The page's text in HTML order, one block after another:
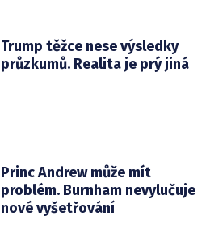
Trump těžce nese výsledky
průzkumů. Realita je prý jiná
Princ Andrew může mít
problém. Burnham nevylučuje
nové vyšetřování